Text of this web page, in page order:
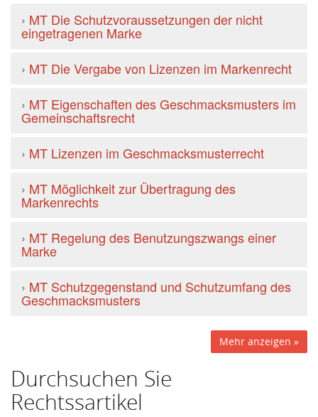
› MT Die Schutzvoraussetzungen der nicht
eingetragenen Marke
› MT Die Vergabe von Lizenzen im Markenrecht
› MT Eigenschaften des Geschmacksmusters im
Gemeinschaftsrecht
› MT Lizenzen im Geschmacksmusterrecht
› MT Möglichkeit zur Übertragung des
Markenrechts
› MT Regelung des Benutzungszwangs einer
Marke
› MT Schutzgegenstand und Schutzumfang des
Geschmacksmusters
Mehr anzeigen »
Durchsuchen Sie
Rechtssartikel